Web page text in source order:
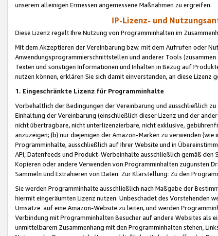
unserem alleinigen Ermessen angemessene Maßnahmen zu ergreifen.
IP-Lizenz- und
Diese Lizenz regelt Ihre Nutzung von Programminhalten im
Mit dem Akzeptieren der Vereinbarung bzw. mit dem Aufrufen oder
Anwendungsprogrammierschnittstellen und anderer Tools (zusammen
Texten und sonstigen Informationen und Inhalten in Bezug auf
nutzen können, erklären Sie sich damit einverstanden, an diese Lizenz
1. Eingeschränkte Lizenz für Programminhalte
Vorbehaltlich der Bedingungen der Vereinbarung und ausschließlich
Einhaltung der Vereinbarung (einschließlich dieser Lizenz und der
nicht übertragbare, nicht unterlizenzierbare, nicht exklusive,
anzuzeigen; (b) nur diejenigen der Amazon-Marken zu verwenden
Programminhalte, ausschließlich auf Ihrer Website und in
API, Datenfeeds und Produkt-Werbeinhalte ausschließlich gemäß
Kopieren oder andere Verwenden von Programminhalten zugunsten
Sammeln und Extrahieren von Daten. Zur Klarstellung: Zu den
Sie werden Programminhalte ausschließlich nach Maßgabe der
hiermit eingeräumten Lizenz nutzen. Unbeschadet des Vorstehenden
Umsätze auf eine Amazon-Website zu leiten, und werden
Verbindung mit Programminhalten Besucher auf andere Websites als
unmittelbarem Zusammenhang mit den Programminhalten stehen,